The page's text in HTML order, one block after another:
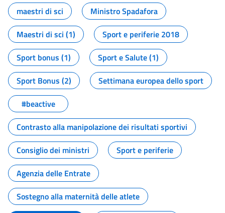
maestri di sci
Ministro Spadafora
Maestri di sci (1)
Sport e periferie 2018
Sport bonus (1)
Sport e Salute (1)
Sport Bonus (2)
Settimana europea dello sport
#beactive
Contrasto alla manipolazione dei risultati sportivi
Consiglio dei ministri
Sport e periferie
Agenzia delle Entrate
Sostegno alla maternità delle atlete